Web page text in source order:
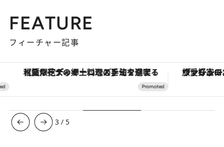
FEATURE
フィーチャー記事
【夏限定ディナーコース】旬を迎える稚鮎や花ズッキーニなどをイタリア・トスカーナの郷土料理の手法で満喫！ ヴァシュロン・コンスタンタ
3 / 5